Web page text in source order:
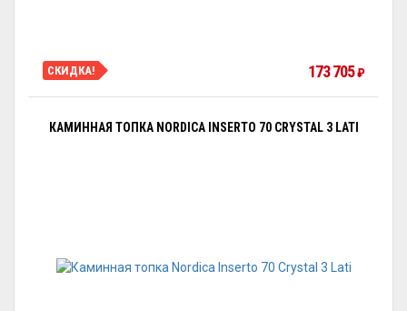
СКИДКА! 173 705₽
КАМИННАЯ ТОПКА NORDICA INSERTO 70 CRYSTAL 3 LATI